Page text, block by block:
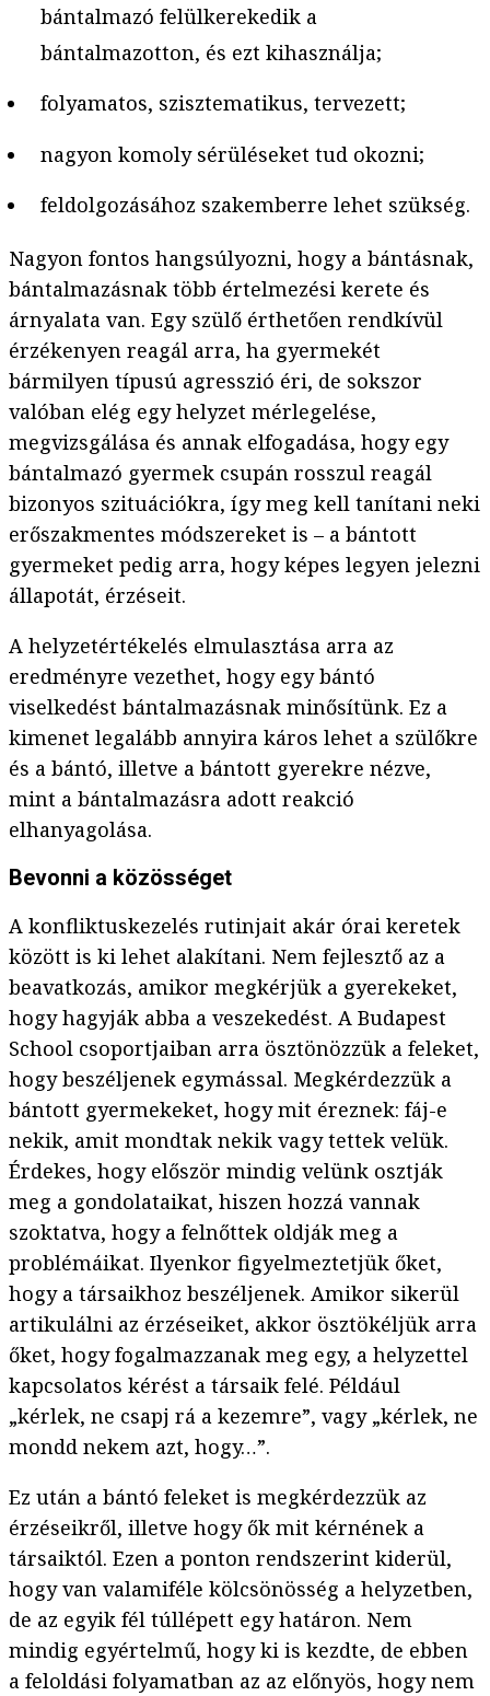
bántalmazó felülkerekedik a
bántalmazotton, és ezt kihasználja;
folyamatos, szisztematikus, tervezett;
nagyon komoly sérüléseket tud okozni;
feldolgozásához szakemberre lehet szükség.
Nagyon fontos hangsúlyozni, hogy a bántásnak,
bántalmazásnak több értelmezési kerete és
árnyalata van. Egy szülő érthetően rendkívül
érzékenyen reagál arra, ha gyermekét
bármilyen típusú agresszió éri, de sokszor
valóban elég egy helyzet mérlegelése,
megvizsgálása és annak elfogadása, hogy egy
bántalmazó gyermek csupán rosszul reagál
bizonyos szituációkra, így meg kell tanítani neki
erőszakmentes módszereket is – a bántott
gyermeket pedig arra, hogy képes legyen jelezni
állapotát, érzéseit.
A helyzetértékelés elmulasztása arra az
eredményre vezethet, hogy egy bántó
viselkedést bántalmazásnak minősítünk. Ez a
kimenet legalább annyira káros lehet a szülőkre
és a bántó, illetve a bántott gyerekre nézve,
mint a bántalmazásra adott reakció
elhanyagolása.
Bevonni a közösséget
A konfliktuskezelés rutinjait akár órai keretek
között is ki lehet alakítani. Nem fejlesztő az a
beavatkozás, amikor megkérjük a gyerekeket,
hogy hagyják abba a veszekedést. A Budapest
School csoportjaiban arra ösztönözzük a feleket,
hogy beszéljenek egymással. Megkérdezzük a
bántott gyermekeket, hogy mit éreznek: fáj-e
nekik, amit mondtak nekik vagy tettek velük.
Érdekes, hogy először mindig velünk osztják
meg a gondolataikat, hiszen hozzá vannak
szoktatva, hogy a felnőttek oldják meg a
problémáikat. Ilyenkor figyelmeztetjük őket,
hogy a társaikhoz beszéljenek. Amikor sikerül
artikulálni az érzéseiket, akkor ösztökéljük arra
őket, hogy fogalmazzanak meg egy, a helyzettel
kapcsolatos kérést a társaik felé. Például
„kérlek, ne csapj rá a kezemre”, vagy „kérlek, ne
mondd nekem azt, hogy…”.
Ez után a bántó feleket is megkérdezzük az
érzéseikről, illetve hogy ők mit kérnének a
társaiktól. Ezen a ponton rendszerint kiderül,
hogy van valamiféle kölcsönösség a helyzetben,
de az egyik fél túllépett egy határon. Nem
mindig egyértelmű, hogy ki is kezdte, de ebben
a feloldási folyamatban az az előnyös, hogy nem